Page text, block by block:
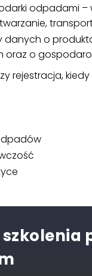
odpadami –
danych o
oraz o
rejestracja,